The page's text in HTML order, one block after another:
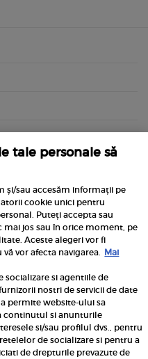
tale personale să
și/sau accesăm informații pe
cookie unici pentru
Puteți accepta sau
mai jos sau în orice moment, pe
Aceste alegeri vor fi
vor afecta navigarea. Mai
socializare si agentiile de
nostri de servicii de date
permite website-ului sa
continutul si anunturile
si/sau profilul dvs., pentru
de socializare si pentru a
de drepturile prevazute de